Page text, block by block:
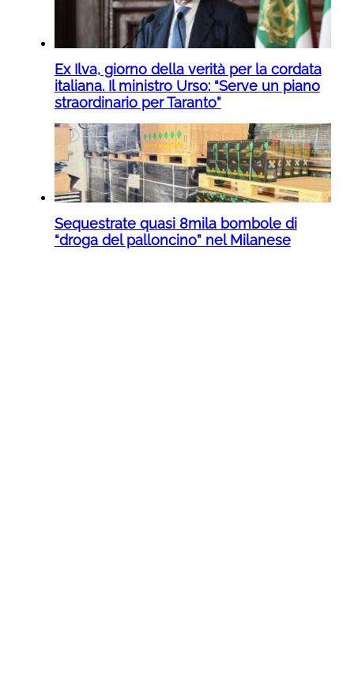
Ex Ilva, giorno della verità per la cordata
italiana. Il ministro Urso: “Serve un piano
straordinario per Taranto”
Sequestrate quasi 8mila bombole di
“droga del palloncino” nel Milanese